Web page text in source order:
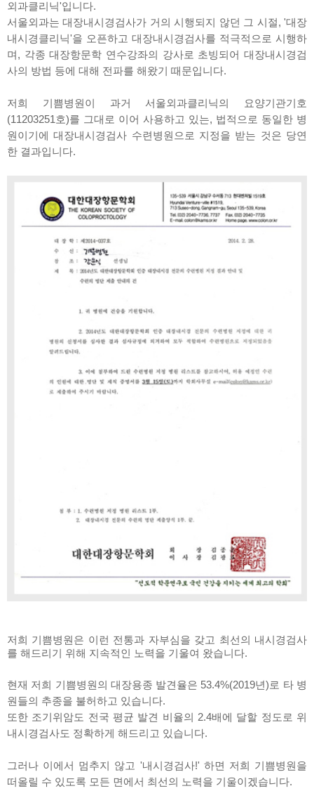
외과클리닉'입니다.
서울외과는 대장내시경검사가 거의 시행되지 않던 그 시절, '대장
내시경클리닉'을 오픈하고 대장내시경검사를 적극적으로 시행하
며, 각종 대장항문학 연수강좌의 강사로 초빙되어 대장내시경검
사의 방법 등에 대해 전파를 해왔기 때문입니다.
저희 기쁨병원이 과거 서울외과클리닉의 요양기관기호
(11203251호)를 그대로 이어 사용하고 있는, 법적으로 동일한 병
원이기에 대장내시경검사 수련병원으로 지정을 받는 것은 당연
한 결과입니다.
저희 기쁨병원은 이런 전통과 자부심을 갖고 최선의 내시경검사
를 해드리기 위해 지속적인 노력을 기울여 왔습니다.
현재 저희 기쁨병원의 대장용종 발견율은 53.4%(2019년)로 타 병
원들의 추종을 불허하고 있습니다.
또한 조기위암도 전국 평균 발견 비율의 2.4배에 달할 정도로 위
내시경검사도 정확하게 해드리고 있습니다.
그러나 이에서 멈추지 않고 '내시경검사!' 하면 저희 기쁨병원을
떠올릴 수 있도록 모든 면에서 최선의 노력을 기울이겠습니다.